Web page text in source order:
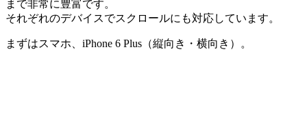
まで非常に豊富です。
それぞれのデバイスでスクロールにも対応しています。
まずはスマホ、iPhone 6 Plus（縦向き・横向き）。